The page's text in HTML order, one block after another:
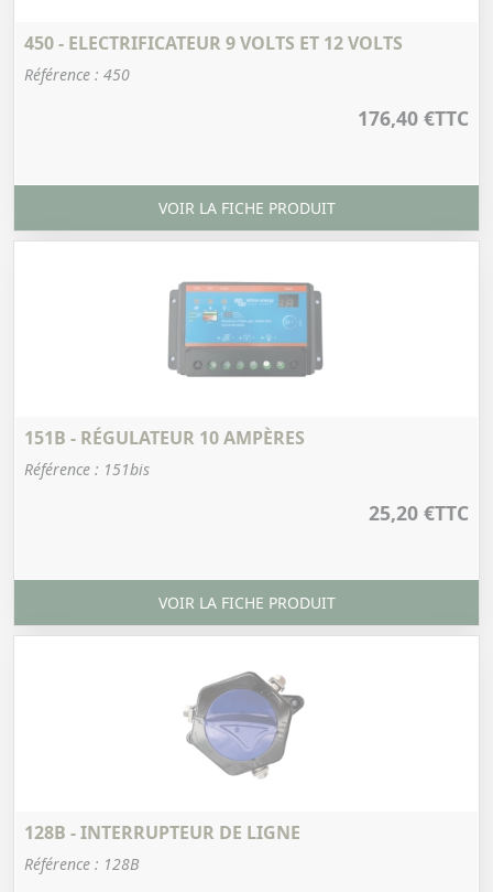
450 - ELECTRIFICATEUR 9 VOLTS ET 12 VOLTS
Référence : 450
176,40 €TTC
VOIR LA FICHE PRODUIT
151B - RÉGULATEUR 10 AMPÈRES
Référence : 151bis
25,20 €TTC
VOIR LA FICHE PRODUIT
128B - INTERRUPTEUR DE LIGNE
Référence : 128B